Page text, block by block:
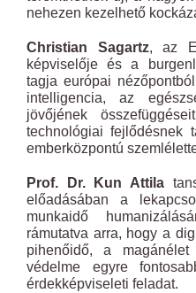
nehezen kezelhető
Christian Sagartz, az
képviselője és a
tagja európai
intelligencia, az
jövőjének
technológiai fejlődésnek
emberközpontú
Prof. Dr. Kun Attila
előadásában a
munkaidő
rámutatva arra, hogy a
pihenőidő, a
védelme egyre
érdekképviseleti feladat.